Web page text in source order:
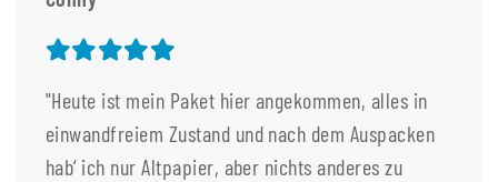
"Heute ist mein Paket hier angekommen, alles in
einwandfreiem Zustand und nach dem Auspacken
hab‘ ich nur Altpapier, aber nichts anderes zu